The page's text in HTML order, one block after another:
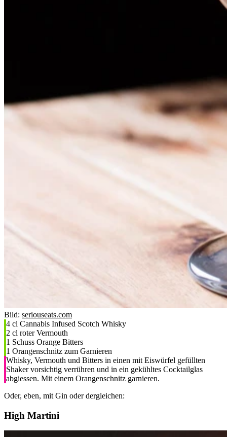
Bild: seriouseats.com
4 cl Cannabis Infused Scotch Whisky
2 cl roter Vermouth
1 Schuss Orange Bitters
1 Orangenschnitz zum Garnieren
Whisky, Vermouth und Bitters in einen mit Eiswürfel gefüllten
Shaker vorsichtig verrühren und in ein gekühltes Cocktailglas
abgiessen. Mit einem Orangenschnitz garnieren.
Oder, eben, mit Gin oder dergleichen:
High Martini